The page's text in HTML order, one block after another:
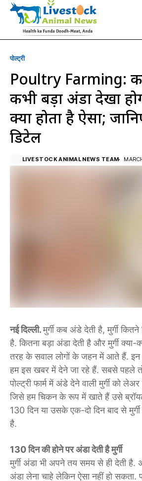
पोल्ट्री
Poultry Farming:
कभी बड़ा अंडा देखा
क्यों होता है ऐसा;
डिटेल
LIVESTOCK ANIMAL NEWS TEAM
नई दिल्ली.मुर्गी कब अंडे देती है, मुर्गी
है. कितना बड़ा अंडा देती है और मुर्गी क्या-
तरह के सवाल लोगों के जहन में आते हैं.
हम इस खबर में देने जा रहे हैं. सबसे पहले
पोल्ट्री फार्म में अंडे देने वाली मुर्गी को
जिसे हम चिकन के रूप में खाते हैं उसे
130 दिन या उसके एक-दो दिन बाद से
है.
130 दिन की होने पर अंडा देती है मुर्गी
मुर्गी अंडा भी अपने तय समय से ही देती है.
अंडा लेना चाहे लेकिन ऐसा नहीं हो सकता.